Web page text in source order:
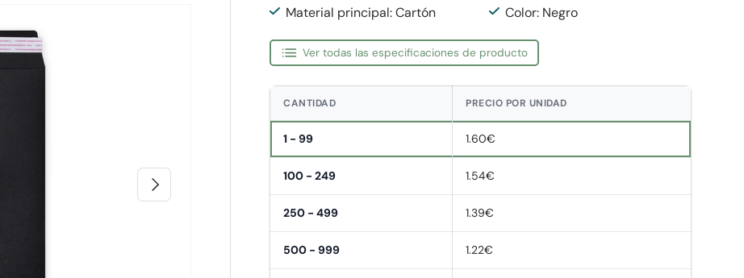
Siguiente
Material principal: Cartón
Color: Negro
Ver todas las especificaciones de producto
CANTIDAD PRECIO POR UNIDAD
1 - 99 1.60€
100 - 249 1.54€
250 - 499 1.39€
500 - 999 1.22€